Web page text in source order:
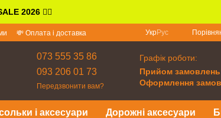
2026👈🏻
💸 Оплата і доставка
УкрРус
073 555 35 86
093 206 01 73
Передзвонити вам?
Графік роботи:
Прийом
Оформлення
і аксесуари Дорожні аксесуари